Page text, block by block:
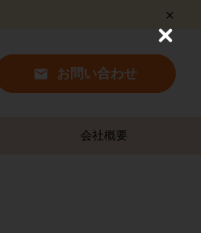
お問い合わせ
会社概要
C
l